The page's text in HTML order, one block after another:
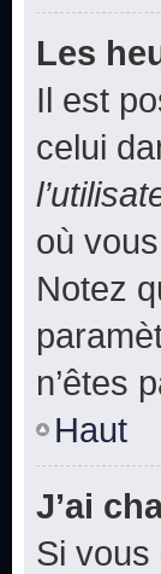
Les
Il est
celui
où
Notez
n’êtes
Haut
J’ai
Si vous